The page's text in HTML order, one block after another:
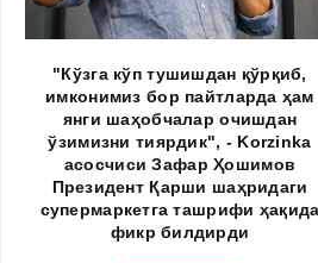
"Кўзга кўп тушишдан қўрқиб,
имконимиз бор пайтларда ҳам
янги шаҳобчалар очишдан
ўзимизни тиярдик", - Korzinka
асосчиси Зафар Ҳошимов
Президент Қарши шаҳридаги
супермаркетга ташрифи ҳақида
фикр билдирди